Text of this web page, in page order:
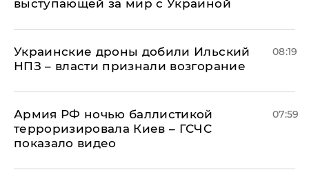
выступающей за мир с Украиной
Украинские дроны добили Ильский
НПЗ – власти признали возгорание
08:19
Армия РФ ночью баллистикой
терроризировала Киев – ГСЧС
показало видео
07:59